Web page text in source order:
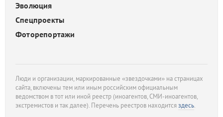
Эволюция
Спецпроекты
Фоторепортажи
Люди и организации, маркированные «звездочками» на страницах
сайта, включены тем или иным российским официальным
ведомством в тот или иной реестр (иноагентов, СМИ-иноагентов,
экстремистов и так далее). Перечень реестров находитсяздесь.